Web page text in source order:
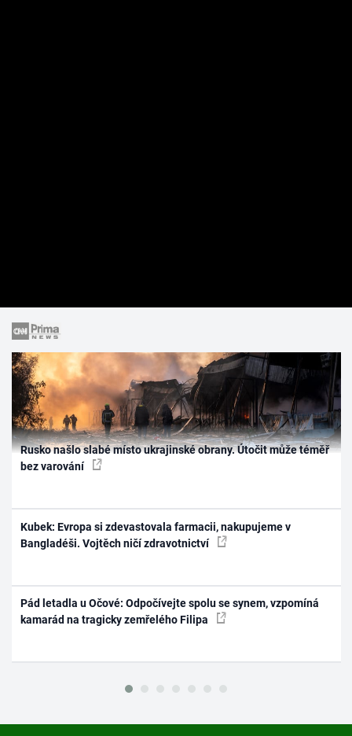
Rusko našlo slabé místo ukrajinské obrany. Útočit může téměř
bez varování
Kubek: Evropa si zdevastovala farmacii, nakupujeme v
Bangladéši. Vojtěch ničí zdravotnictví
Pád letadla u Očové: Odpočívejte spolu se synem, vzpomíná
kamarád na tragicky zemřelého Filipa